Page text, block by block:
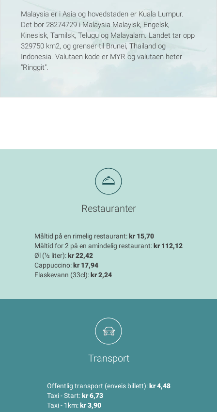
Malaysia er i Asia og hovedstaden er Kuala Lumpur.
Det bor 28274729 i Malaysia Malayisk, Engelsk,
Kinesisk, Tamilsk, Telugu og Malayalam. Landet tar opp
329750 km2, og grenser til Brunei, Thailand og
Indonesia. Valutaen kode er MYR og valutaen heter
"Ringgit".
Restauranter
Måltid på en rimelig restaurant:kr 15,70
Måltid for 2 på en amindelig restaurant:kr 112,12
Øl (½ liter):kr 22,42
Cappuccino:kr 17,94
Flaskevann (33cl):kr 2,24
Transport
Offentlig transport (enveis billett):kr 4,48
Taxi - Start:kr 6,73
Taxi - 1km:kr 3,90